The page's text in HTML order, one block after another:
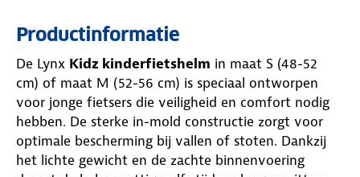
Productinformatie
De Lynx Kidz kinderfietshelm in maat S (48-52
cm) of maat M (52-56 cm) is speciaal ontworpen
voor jonge fietsers die veiligheid en comfort nodig
hebben. De sterke in-mold constructie zorgt voor
optimale bescherming bij vallen of stoten. Dankzij
het lichte gewicht en de zachte binnenvoering